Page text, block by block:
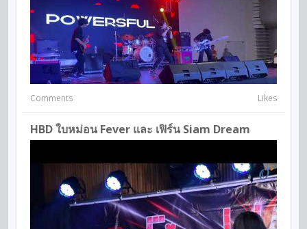
Comments Likes
HBD ใบหม่อน Fever และ เฟิร์น Siam Dream